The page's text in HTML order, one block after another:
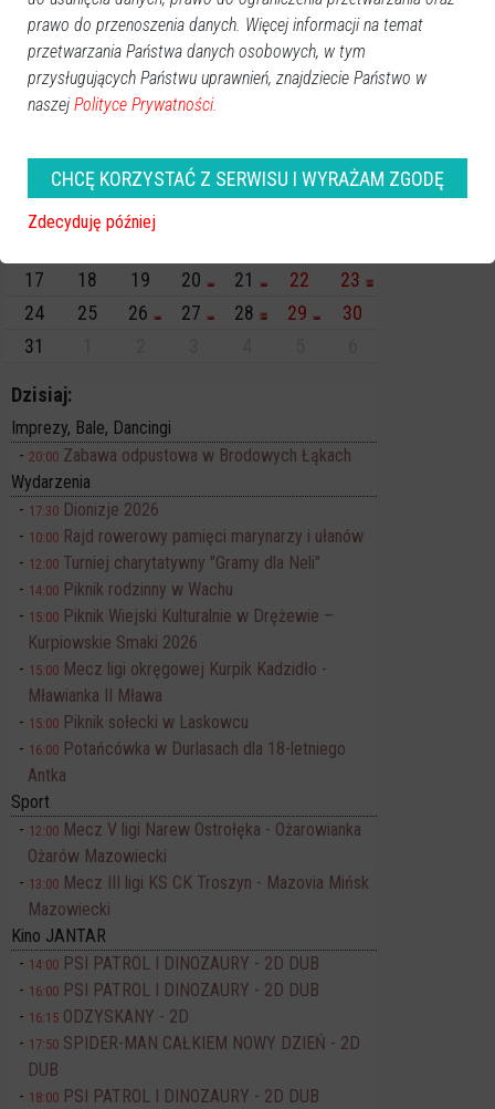
TV Ostrołęka
Kalendarz imprez
sierpień 2026
28 29 30 31 1
2
3
4 5
17
18 19 20 21 22
23
24
25 26 27 28 29
30
31
Dzisiaj:
Imprezy, Bale, Dancingi
20:00 Zabawa odpustowa w Brodowych Łąkach
Wydarzenia
17:30 Dionizje 2026
10:00 Rajd rowerowy pamięci marynarzy i ułanów
12:00 Turniej charytatywny "Gramy dla Neli"
14:00 Piknik rodzinny w Wachu
15:00 Piknik Wiejski Kulturalnie w Drężewie –
Kurpiowskie Smaki 2026
15:00 Mecz ligi okręgowej Kurpik Kadzidło -
Mławianka II Mława
15:00 Piknik sołecki w Laskowcu
16:00 Potańcówka w Durlasach dla 18-letniego
Antka
Sport
12:00 Mecz V ligi Narew Ostrołęka - Ożarowianka
Ożarów Mazowiecki
13:00 Mecz III ligi KS CK Troszyn - Mazovia Mińsk
Mazowiecki
Kino JANTAR
14:00 PSI PATROL I DINOZAURY - 2D DUB
16:00 PSI PATROL I DINOZAURY - 2D DUB
16:15 ODZYSKANY - 2D
17:50 SPIDER-MAN CAŁKIEM NOWY DZIEŃ - 2D
DUB
18:00 PSI PATROL I DINOZAURY - 2D DUB
prawo do przenoszenia danych. Więcej informacji na temat
przetwarzania Państwa danych osobowych, w tym
przysługujących Państwu uprawnień, znajdziecie Państwo w
naszej Polityce Prywatności.
CHCĘ KORZYSTAĆ Z SERWISU I WYRAŻAM ZGODĘ
Zdecyduję później